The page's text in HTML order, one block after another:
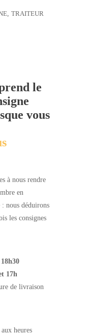
, TRAITEUR
le
vous
à nous rendre
en
nous déduirons
les consignes
17h
de livraison
aux heures